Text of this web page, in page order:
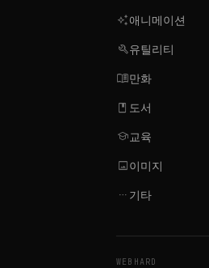
auto_awesome애니메이션
build유틸리티
menu_book만화
book 도서
school교육
image이미지
more_horiz 기타
WEBHARD